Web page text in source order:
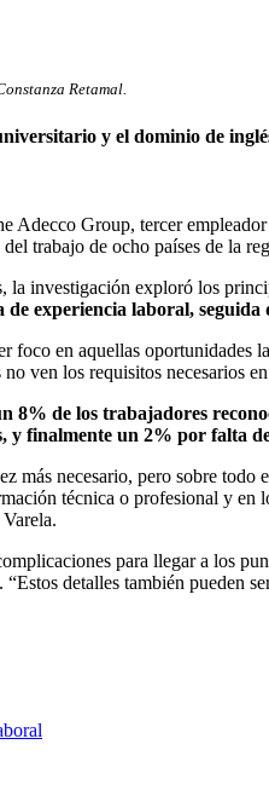
Retamal.
y el dominio de
Adecco Group, tercer
trabajo de ocho países de la
la investigación exploró los
de experiencia laboral,
foco en aquellas oportunidades
no ven los requisitos necesarios
8% de los trabajadores
y finalmente un 2% por falta
más necesario, pero sobre
técnica o profesional y en
para llegar a los
“Estos detalles también pueden